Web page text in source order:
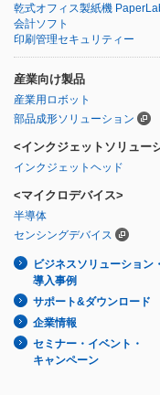
乾式オフィス製紙機
会計ソフト
印刷管理セキュリティー
産業向け製品
産業用ロボット
部品成形ソリューション
<インクジェットソリュー
インクジェットヘッド
<マイクロデバイス>
半導体
センシングデバイス
ビジネスソリューション・
導入事例
サポート&ダウンロード
企業情報
セミナー・イベント・
キャンペーン